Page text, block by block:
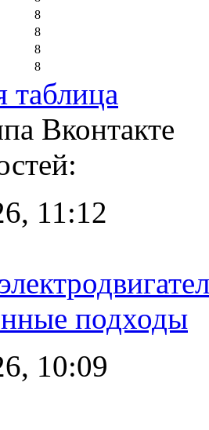
8
8
8
8
таблица
Вконтакте
11:12
подходы
10:09